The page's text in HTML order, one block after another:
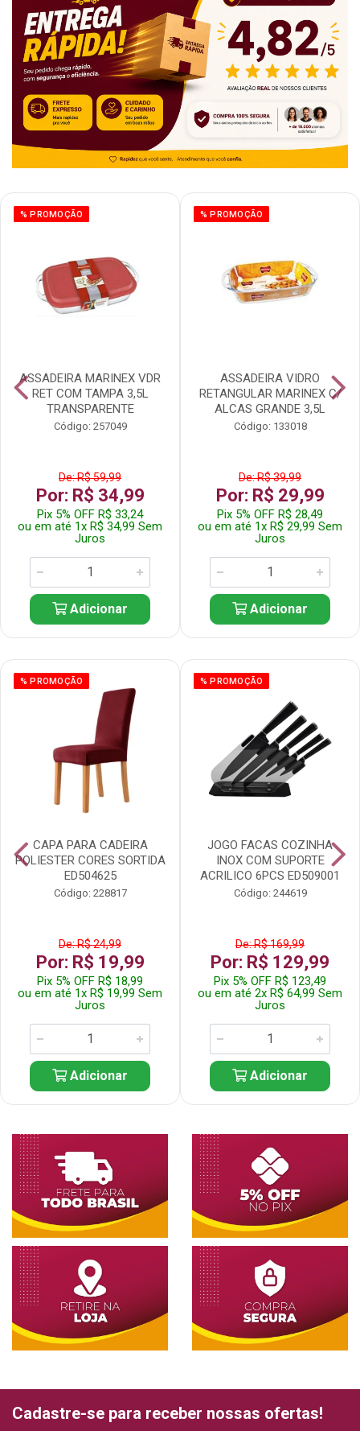
% PROMOÇÃO
ASSADEIRA MARINEX VDR
RET COM TAMPA 3,5L
TRANSPARENTE
Código: 257049
De: R$ 59,99
Por: R$ 34,99
Pix 5% OFF R$ 33,24
ou em até 1x R$ 34,99 Sem
Juros
Adicionar
% PROMOÇÃO
ASSADEIRA VIDRO
RETANGULAR MARINEX C/
ALCAS GRANDE 3,5L
Código: 133018
De: R$ 39,99
Por: R$ 29,99
Pix 5% OFF R$ 28,49
ou em até 1x R$ 29,99 Sem
Juros
Adicionar
% PROMOÇÃO
CAPA PARA CADEIRA
POLIESTER CORES SORTIDA
ED504625
Código: 228817
De: R$ 24,99
Por: R$ 19,99
Pix 5% OFF R$ 18,99
ou em até 1x R$ 19,99 Sem
Juros
Adicionar
% PROMOÇÃO
JOGO FACAS COZINHA
INOX COM SUPORTE
ACRILICO 6PCS ED509001
Código: 244619
De: R$ 169,99
Por: R$ 129,99
Pix 5% OFF R$ 123,49
ou em até 2x R$ 64,99 Sem
Juros
Adicionar
Cadastre-se para receber nossas ofertas!